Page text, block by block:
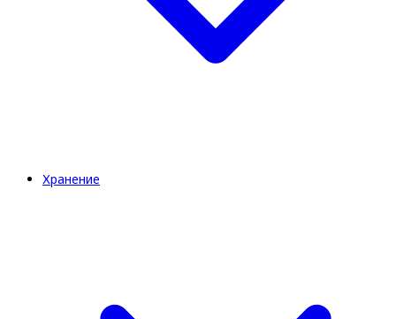
Хранение